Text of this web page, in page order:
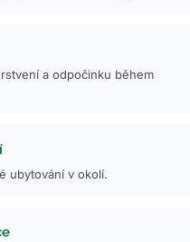
a odpočinku během
ubytování v okolí.